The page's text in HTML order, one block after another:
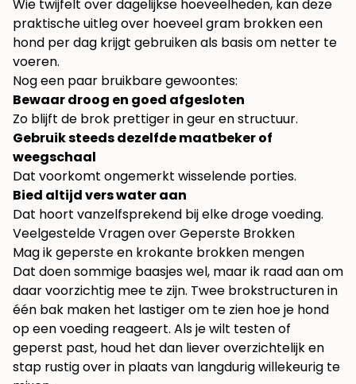
Wie twijfelt over dagelijkse hoeveelheden, kan deze
praktische uitleg over hoeveel gram brokken een
hond per dag krijgt gebruiken als basis om netter te
voeren.
Nog een paar bruikbare gewoontes:
Bewaar droog en goed afgesloten
Zo blijft de brok prettiger in geur en structuur.
Gebruik steeds dezelfde maatbeker of
weegschaal
Dat voorkomt ongemerkt wisselende porties.
Bied altijd vers water aan
Dat hoort vanzelfsprekend bij elke droge voeding.
Veelgestelde Vragen over Geperste Brokken
Mag ik geperste en krokante brokken mengen
Dat doen sommige baasjes wel, maar ik raad aan om
daar voorzichtig mee te zijn. Twee brokstructuren in
één bak maken het lastiger om te zien hoe je hond
op een voeding reageert. Als je wilt testen of
geperst past, houd het dan liever overzichtelijk en
stap rustig over in plaats van langdurig willekeurig te